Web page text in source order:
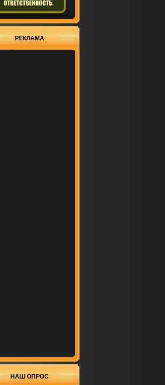
РЕКЛАМА
НАШ ОПРОС